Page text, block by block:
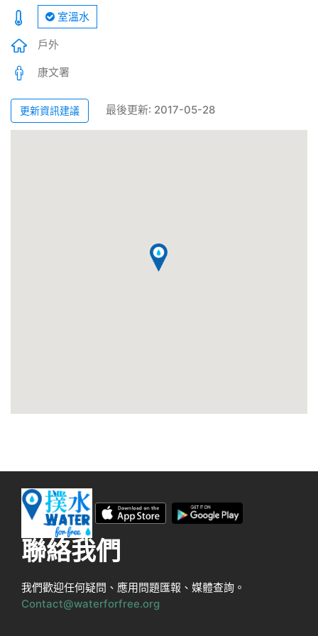
室溫水
戶外
康文署
更新資訊建議 最後更新: 2017-05-28
聯絡我們
我們歡迎任何疑問、應用問題匯報、媒體查詢。
Contact@waterforfree.org